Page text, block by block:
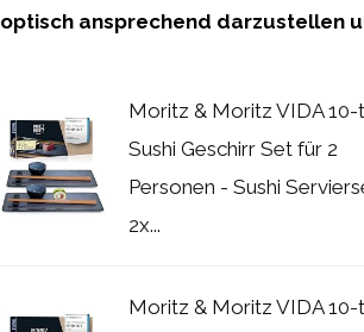
optisch ansprechend darzustellen
Moritz & Moritz VIDA 10-
Sushi Geschirr Set für 2
Personen - Sushi
2x...
Moritz & Moritz VIDA 10-